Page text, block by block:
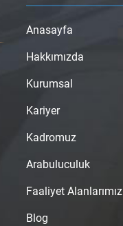
Anasayfa
Hakkımızda
Kurumsal
Kariyer
Kadromuz
Arabuluculuk
Faaliyet Alanlarımız
Blog